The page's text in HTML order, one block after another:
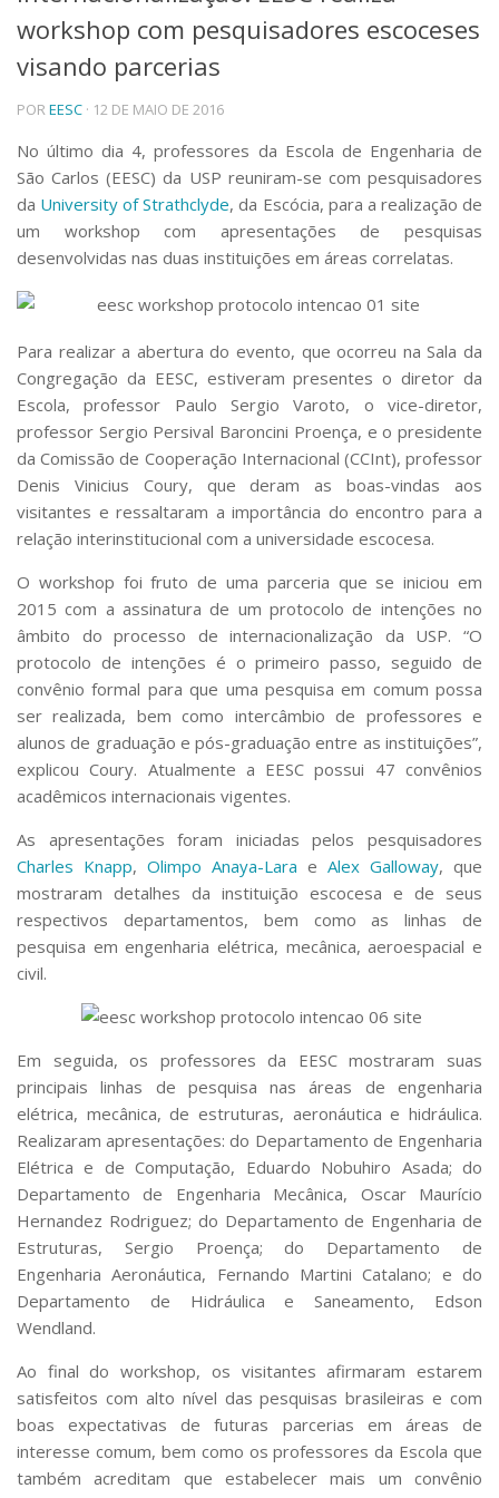
Telefones e Mapas
Pessoas
Ensino
Graduação
Educação a distância
Cursos de Extensão
Pesquisa e Inovação
Linhas de Pesquisa
Centros, Núcleos e Projetos em Rede
Iniciação Científica
Transferência de Tecnologia
Empresas Juniores
Extensão à Comunidade
Projetos, Programas e Cursos
Artes, Cultura e Esportes
Museus e Espaços Interativos
Serviços
Bibliotecas
Segurança, Trânsito e Prevenção
RH, Administrativo e Financeiro
Outros serviços
Comunicação
Assessorias e Mídias
Aplicativos e Sites
Jornal da USP
Agenda de Eventos
Defesa de Teses
workshop com pesquisadores escoceses
visando parcerias
POREESC · 12 DE MAIO DE 2016
No último dia 4, professores da Escola de Engenharia de
São Carlos (EESC) da USP reuniram-se com pesquisadores
da University of Strathclyde, da Escócia, para a realização de
um workshop com apresentações de pesquisas
desenvolvidas nas duas instituições em áreas correlatas.
Para realizar a abertura do evento, que ocorreu na Sala da
Congregação da EESC, estiveram presentes o diretor da
Escola, professor Paulo Sergio Varoto, o vice-diretor,
professor Sergio Persival Baroncini Proença, e o presidente
da Comissão de Cooperação Internacional (CCInt), professor
Denis Vinicius Coury, que deram as boas-vindas aos
visitantes e ressaltaram a importância do encontro para a
relação interinstitucional com a universidade escocesa.
O workshop foi fruto de uma parceria que se iniciou em
2015 com a assinatura de um protocolo de intenções no
âmbito do processo de internacionalização da USP. “O
protocolo de intenções é o primeiro passo, seguido de
convênio formal para que uma pesquisa em comum possa
ser realizada, bem como intercâmbio de professores e
alunos de graduação e pós-graduação entre as instituições”,
explicou Coury. Atualmente a EESC possui 47 convênios
acadêmicos internacionais vigentes.
As apresentações foram iniciadas pelos pesquisadores
Charles Knapp, Olimpo Anaya-Lara e Alex Galloway, que
mostraram detalhes da instituição escocesa e de seus
respectivos departamentos, bem como as linhas de
pesquisa em engenharia elétrica, mecânica, aeroespacial e
civil.
Em seguida, os professores da EESC mostraram suas
principais linhas de pesquisa nas áreas de engenharia
elétrica, mecânica, de estruturas, aeronáutica e hidráulica.
Realizaram apresentações: do Departamento de Engenharia
Elétrica e de Computação, Eduardo Nobuhiro Asada; do
Departamento de Engenharia Mecânica, Oscar Maurício
Hernandez Rodriguez; do Departamento de Engenharia de
Estruturas, Sergio Proença; do Departamento de
Engenharia Aeronáutica, Fernando Martini Catalano; e do
Departamento de Hidráulica e Saneamento, Edson
Wendland.
Ao final do workshop, os visitantes afirmaram estarem
satisfeitos com alto nível das pesquisas brasileiras e com
boas expectativas de futuras parcerias em áreas de
interesse comum, bem como os professores da Escola que
também acreditam que estabelecer mais um convênio